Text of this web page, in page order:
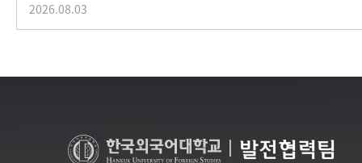
2026.08.03
발전협력팀